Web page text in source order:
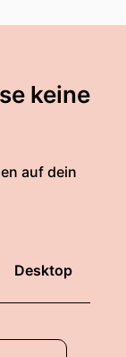
keine
auf dein
Desktop